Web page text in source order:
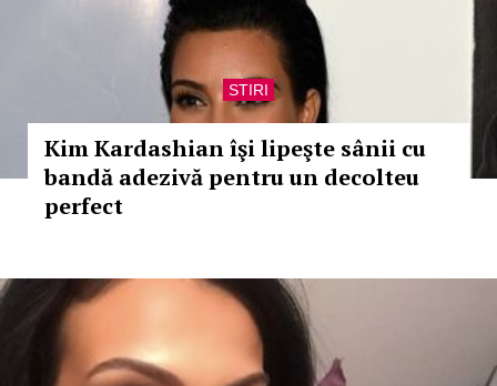
STIRI
Kim Kardashian îşi lipeşte sânii cu
bandă adezivă pentru un decolteu
perfect